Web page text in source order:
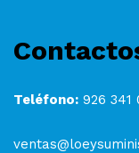
Teléfono: 926 341